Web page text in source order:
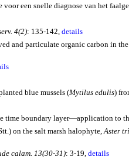
voor een snelle diagnose van het
4(2): 135-142, details
and particulate organic carbon in the
blue mussels (Mytilus edulis)
time boundary layer—application to
.) on the salt marsh halophyte, Aster
calam. 13(30-31): 3-19, details